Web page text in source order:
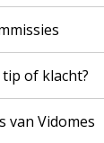
tip of klacht?
van Vidomes